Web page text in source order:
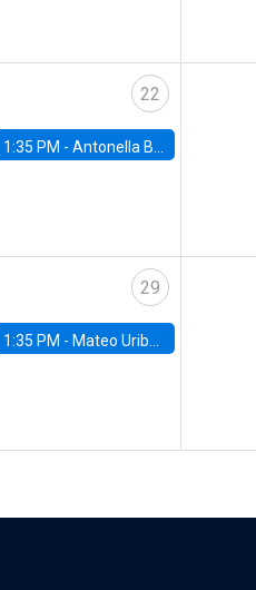
22
1:35 PM -Antonella Bancalari, Institute for Fiscal Studies (IFS) and Research Associate at University College London (UCL)
29
1:35 PM - Mateo Uribe-Castro, Universidad de los Andes (Colombia)